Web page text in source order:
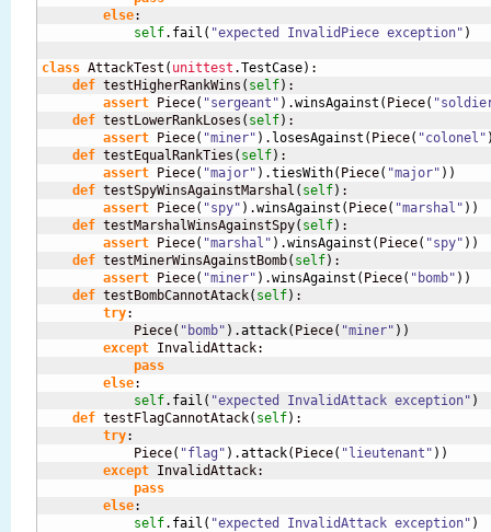
else:
self. fail ( "expected InvalidPiece exception" )
class AttackTest ( unittest .TestCase) :
def testHigherRankWins ( self) :
assert Piece( "sergeant" ) .winsAgainst ( Piece(
def testLowerRankLoses ( self) :
assert Piece( "miner" ) . losesAgainst ( Piece( "colonel"
def testEqualRankTies ( self) :
assert Piece( "major" ) .tiesWith( Piece( "major" ) )
def testSpyWinsAgainstMarshal ( self) :
assert Piece( "spy" ) .winsAgainst ( Piece( "marshal" ) )
def testMarshalWinsAgainstSpy( self) :
assert Piece( "marshal" ) .winsAgainst ( Piece( "spy" ) )
def testMinerWinsAgainstBomb( self) :
assert Piece( "miner" ) .winsAgainst ( Piece( "bomb" ) )
def testBombCannotAtack( self) :
try:
            Piece
( "bomb" ) .attack( Piece( "miner" ) )
except InvalidAttack:
pass
else:
self. fail ( "expected InvalidAttack exception" )
def testFlagCannotAtack( self) :
try:
            Piece
( "flag" ) .attack( Piece( "lieutenant" ) )
except InvalidAttack:
pass
else:
self. fail ( "expected InvalidAttack exception" )